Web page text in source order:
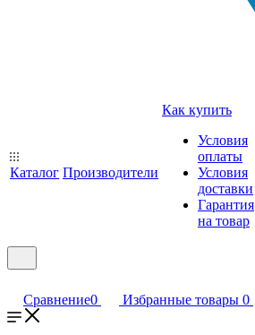
Каталог Производители
Как купить
Условия
оплаты
Условия
доставки
Гарантия
на товар
Сравнение0 Избранные товары 0